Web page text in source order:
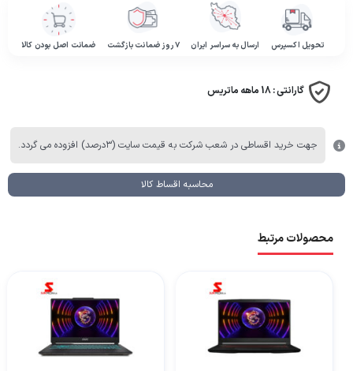
تحویل اکسپرس ارسال به سراسر ایران ۷ روز ضمانت بازگشت ضمانت اصل بودن کالا
گارانتی :18 ماهه ماتریس
جهت خرید اقساطی در شعب شرکت به قیمت سایت (۳درصد) افزوده می گردد.
محاسبه اقساط کالا
محصولات مرتبط